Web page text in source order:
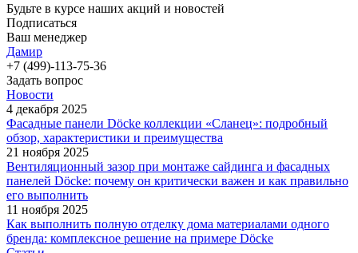
Будьте в курсе наших акций и новостей
Подписаться
Ваш менеджер
Дамир
+7 (499)-113-75-36
Задать вопрос
Новости
4 декабря 2025
Фасадные панели Döcke коллекции «Сланец»: подробный
обзор, характеристики и преимущества
21 ноября 2025
Вентиляционный зазор при монтаже сайдинга и фасадных
панелей Döcke: почему он критически важен и как правильно
его выполнить
11 ноября 2025
Как выполнить полную отделку дома материалами одного
бренда: комплексное решение на примере Döcke